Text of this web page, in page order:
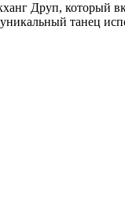
Друп, который
танец